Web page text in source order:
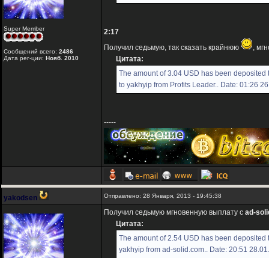
Super Member
Сообщений всего: 2486
Дата рег-ции: Нояб. 2010
2:17
Получил седьмую, так сказать крайнюю
,
Цитата:
The amount of 3.04 USD has been
to yakhyip from Profits Leader.. Date: 01:26
-----
yakodsen Отправлено: 28 Января, 2013 - 19:45:38
Получил седьмую мгновенную выплату с ad-
Цитата:
The amount of 2.54 USD has been
yakhyip from ad-solid.com.. Date: 20:51